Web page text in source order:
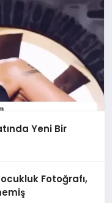
Yeni Bir
Fotoğrafı,